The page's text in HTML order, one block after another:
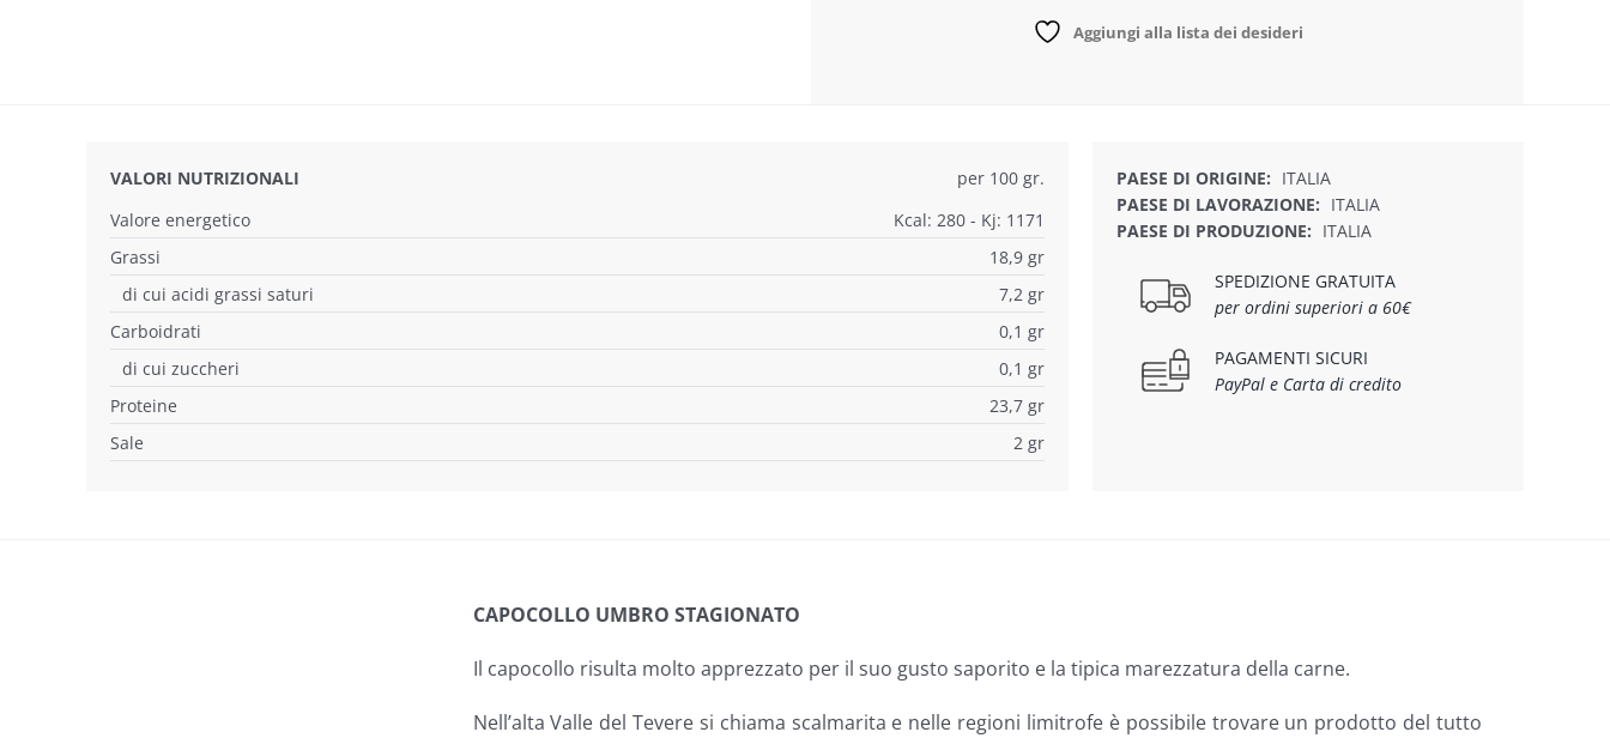
quantità
Aggiungi alla lista dei desideri
VALORI NUTRIZIONALI
per 100 gr.
Valore energetico
Kcal: 280 - Kj: 1171
Grassi
18,9 gr
di cui acidi grassi saturi
7,2 gr
Carboidrati
0,1 gr
di cui zuccheri
0,1 gr
Proteine
23,7 gr
Sale
2 gr
PAESE DI ORIGINE: ITALIA
PAESE DI LAVORAZIONE: ITALIA
PAESE DI PRODUZIONE: ITALIA
SPEDIZIONE GRATUITA
per ordini superiori a 60€
PAGAMENTI SICURI
PayPal e Carta di credito
CAPOCOLLO UMBRO STAGIONATO
Il capocollo risulta molto apprezzato per il suo gusto saporito e la tipica marezzatura della carne.
Nell’alta Valle del Tevere si chiama scalmarita e nelle regioni limitrofe è possibile trovare un prodotto del tutto